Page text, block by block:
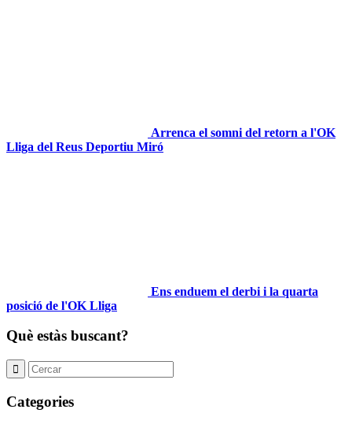
Arrenca el somni del retorn a l'OK
Lliga del Reus Deportiu Miró
Ens enduem el derbi i la quarta
posició de l'OK Lliga
Què estàs buscant?
Categories